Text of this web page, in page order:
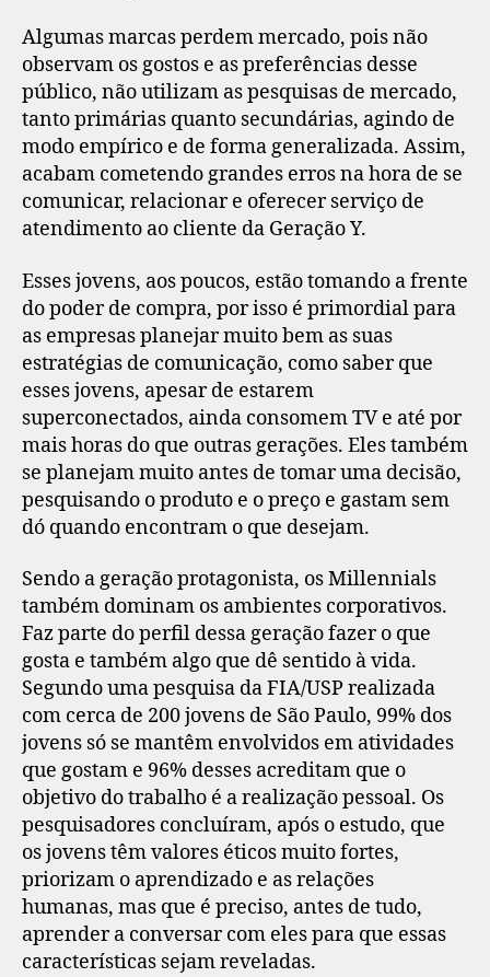
Algumas marcas perdem mercado, pois não
observam os gostos e as preferências desse
público, não utilizam as pesquisas de mercado,
tanto primárias quanto secundárias, agindo de
modo empírico e de forma generalizada. Assim,
acabam cometendo grandes erros na hora de se
comunicar, relacionar e oferecer serviço de
atendimento ao cliente da Geração Y.
Esses jovens, aos poucos, estão tomando a frente
do poder de compra, por isso é primordial para
as empresas planejar muito bem as suas
estratégias de comunicação, como saber que
esses jovens, apesar de estarem
superconectados, ainda consomem TV e até por
mais horas do que outras gerações. Eles também
se planejam muito antes de tomar uma decisão,
pesquisando o produto e o preço e gastam sem
dó quando encontram o que desejam.
Sendo a geração protagonista, os Millennials
também dominam os ambientes corporativos.
Faz parte do perfil dessa geração fazer o que
gosta e também algo que dê sentido à vida.
Segundo uma pesquisa da FIA/USP realizada
com cerca de 200 jovens de São Paulo, 99% dos
jovens só se mantêm envolvidos em atividades
que gostam e 96% desses acreditam que o
objetivo do trabalho é a realização pessoal. Os
pesquisadores concluíram, após o estudo, que
os jovens têm valores éticos muito fortes,
priorizam o aprendizado e as relações
humanas, mas que é preciso, antes de tudo,
aprender a conversar com eles para que essas
características sejam reveladas.